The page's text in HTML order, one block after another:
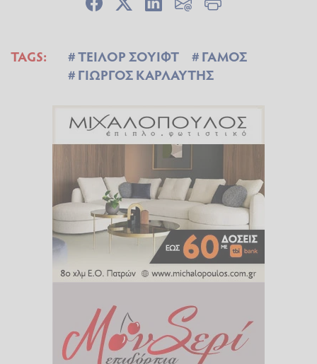
TAGS: ΤΕΙΛΟΡ ΣΟΥΙΦΤ
ΓΑΜΟΣ
ΓΙΩΡΓΟΣ ΚΑΡΛΑΥΤΗΣ